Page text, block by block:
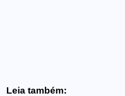
Leia também: